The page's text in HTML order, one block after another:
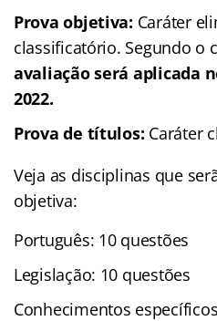
Prova objetiva: Caráter
classificatório. Segundo o
avaliação será aplicada
2022.
Prova de títulos: Caráter
Veja as disciplinas que
objetiva:
Português: 10 questões
Legislação: 10 questões
Conhecimentos